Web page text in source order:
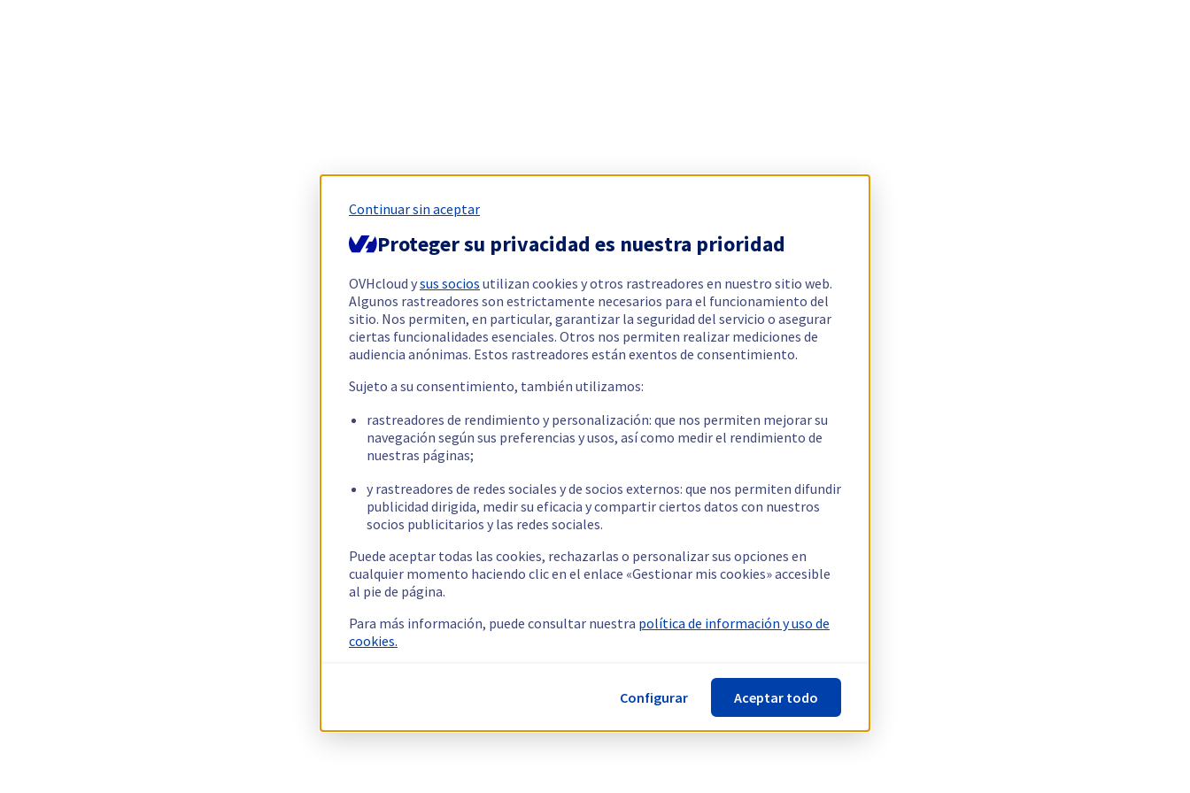
Continuar sin aceptar
Proteger su privacidad es nuestra prioridad
OVHcloud ysus socios utilizan cookies y otros rastreadores en nuestro sitio web.
Algunos rastreadores son estrictamente necesarios para el funcionamiento del
sitio. Nos permiten, en particular, garantizar la seguridad del servicio o asegurar
ciertas funcionalidades esenciales. Otros nos permiten realizar mediciones de
audiencia anónimas. Estos rastreadores están exentos de consentimiento.
Sujeto a su consentimiento, también utilizamos:
rastreadores de rendimiento y personalización: que nos permiten mejorar su
navegación según sus preferencias y usos, así como medir el rendimiento de
nuestras páginas;
y rastreadores de redes sociales y de socios externos: que nos permiten difundir
publicidad dirigida, medir su eficacia y compartir ciertos datos con nuestros
socios publicitarios y las redes sociales.
Puede aceptar todas las cookies, rechazarlas o personalizar sus opciones en
cualquier momento haciendo clic en el enlace «Gestionar mis cookies» accesible
al pie de página.
Para más información, puede consultar nuestra política de información y uso de
cookies.
Configurar Aceptar todo